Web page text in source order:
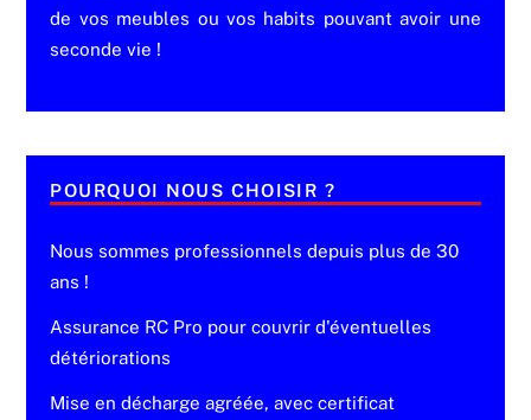
de vos meubles ou vos habits pouvant avoir une
seconde vie !
POURQUOI NOUS CHOISIR ?
Nous sommes professionnels depuis plus de 30
ans !
Assurance RC Pro pour couvrir d'éventuelles
détériorations
Mise en décharge agréée, avec certificat